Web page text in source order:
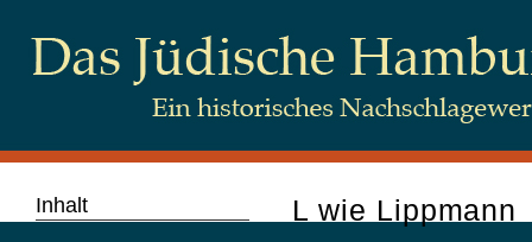
L wie Lippmann
Inhalt